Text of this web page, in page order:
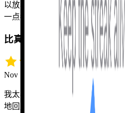
以放心地在她面前犯各种错误，
一点都不紧张了。
比真人更强，而且全天候在
Nov 12 · Jeff H.
我太喜欢 Tutor Lily 了。它能记住
地回应，真让我惊叹。我可以放